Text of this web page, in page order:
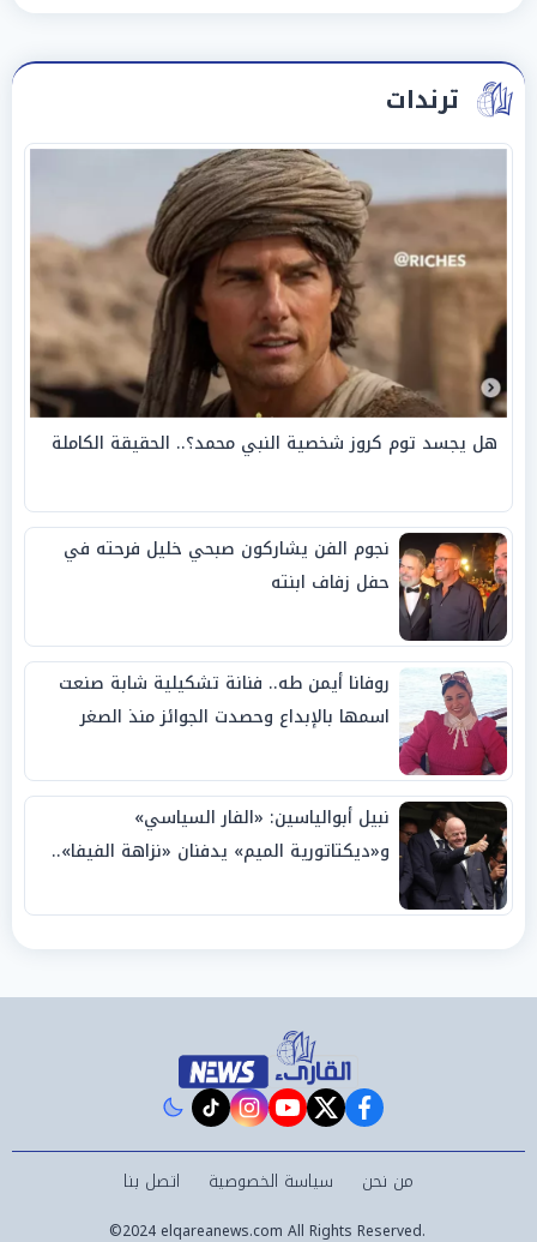
ترندات
هل يجسد توم كروز شخصية النبي محمد؟.. الحقيقة الكاملة
نجوم الفن يشاركون صبحي خليل فرحته في
حفل زفاف ابنته
روفانا أيمن طه.. فنانة تشكيلية شابة صنعت
اسمها بالإبداع وحصدت الجوائز منذ الصغر
نبيل أبوالياسين: «الفار السياسي»
و«ديكتاتورية الميم» يدفنان «نزاهة الفيفا»..
facebook
twitter
youtube
instagram
tiktok
من نحن سياسة الخصوصية اتصل بنا
©2024 elqareanews.com All Rights Reserved.